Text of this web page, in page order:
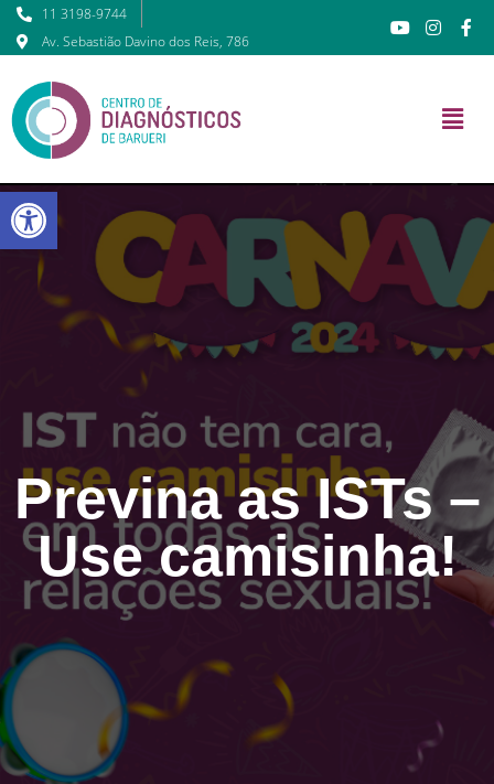
11 3198-9744
Av. Sebastião Davino dos Reis, 786
Previna as ISTs –
Use camisinha!
Barra de Ferramentas